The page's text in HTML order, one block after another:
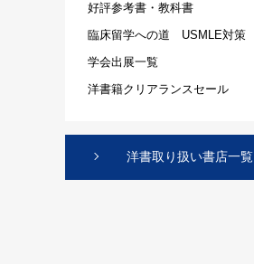
好評参考書・教科書
臨床留学への道 USMLE対策
学会出展一覧
洋書籍クリアランスセール
洋書取り扱い書店一覧